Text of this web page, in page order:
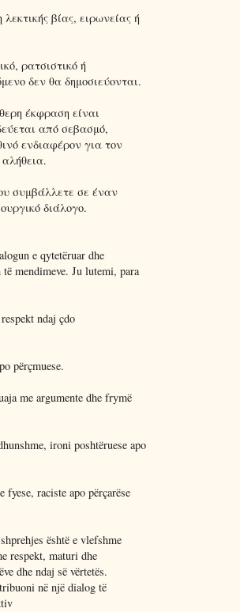
βίας, ειρωνείας ή
ρατσιστικό ή
δεν θα δημοσιεύονται.
έκφραση είναι
από σεβασμό,
ενδιαφέρον για τον
συμβάλλετε σε έναν
διάλογο.
e qytetëruar dhe
mendimeve. Ju lutemi, para
ndaj çdo
përçmuese.
me argumente dhe frymë
ironi poshtëruese apo
fyese, raciste apo përçarëse
është e vlefshme
respekt, maturi dhe
dhe ndaj së vërtetës.
në një dialog të